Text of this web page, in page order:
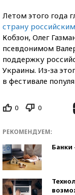
Летом этого года
страну
Кобзон, Олег
псевдонимом
поддержку
Украины. Из-за
в фестивале
0 0
РЕКОМЕНДУЕМ: